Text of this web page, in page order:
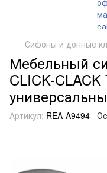
Сифоны и донные
Мебельный
CLICK-CLACK
Артикул: REA-A9494